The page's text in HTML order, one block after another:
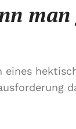
eines